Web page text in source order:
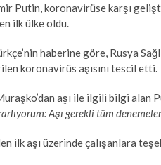
Putin, koronavirüse karşı
ilk ülke oldu.
haberine göre, Rusya
koronavirüs aşısını tescil etti.
aşı ile ilgili bilgi alan
Aşı gerekli tüm
ilk aşı üzerinde çalışanlara